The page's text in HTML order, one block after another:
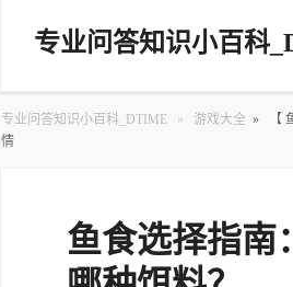
专业问答知识小百科
专业问答知识小百科_DTIME » 游戏大全 »
【
情
鱼食选择指南